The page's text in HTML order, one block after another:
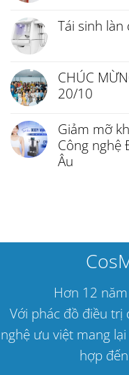
Tái sinh làn
CHÚC
20/10
Giảm mỡ
Công nghệ
Âu
Hơn 12
Với phác đồ điều trị
nghệ ưu việt mang
hợp